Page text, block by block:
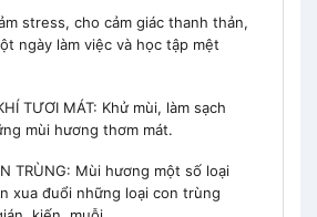
stress, cho cảm giác thanh thản,
ngày làm việc và học tập mệt
TƯƠI MÁT: Khử mùi, làm sạch
mùi hương thơm mát.
TRÙNG: Mùi hương một số loại
xua đuổi những loại con trùng